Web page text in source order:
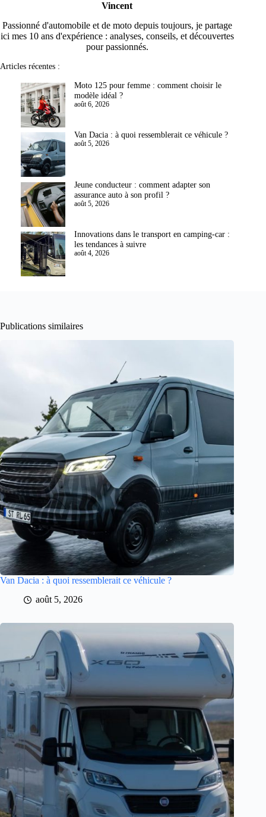
Vincent
Passionné d'automobile et de moto depuis toujours, je partage
ici mes 10 ans d'expérience : analyses, conseils, et découvertes
pour passionnés.
Articles récentes :
Moto 125 pour femme : comment choisir le
modèle idéal ?
août 6, 2026
Van Dacia : à quoi ressemblerait ce véhicule ?
août 5, 2026
Jeune conducteur : comment adapter son
assurance auto à son profil ?
août 5, 2026
Innovations dans le transport en camping-car :
les tendances à suivre
août 4, 2026
Publications similaires
Van Dacia : à quoi ressemblerait ce véhicule ?
août 5, 2026